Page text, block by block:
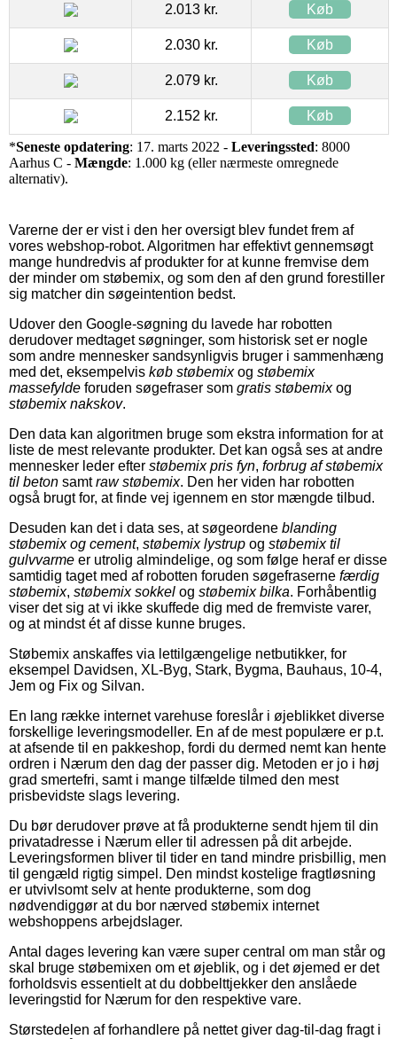
2.013 kr. Køb
2.030 kr. Køb
2.079 kr. Køb
2.152 kr. Køb
*Seneste opdatering: 17. marts 2022 - Leveringssted: 8000
Aarhus C - Mængde: 1.000 kg (eller nærmeste omregnede
alternativ).
Varerne der er vist i den her oversigt blev fundet frem af
vores webshop-robot. Algoritmen har effektivt gennemsøgt
mange hundredvis af produkter for at kunne fremvise dem
der minder om støbemix, og som den af den grund forestiller
sig matcher din søgeintention bedst.
Udover den Google-søgning du lavede har robotten
derudover medtaget søgninger, som historisk set er nogle
som andre mennesker sandsynligvis bruger i sammenhæng
med det, eksempelvis køb støbemixog støbemix
massefylde foruden søgefraser som gratis støbemixog
støbemix nakskov.
Den data kan algoritmen bruge som ekstra information for at
liste de mest relevante produkter. Det kan også ses at andre
mennesker leder efter støbemix pris fyn, forbrug af støbemix
til beton samtraw støbemix. Den her viden har robotten
også brugt for, at finde vej igennem en stor mængde tilbud.
Desuden kan det i data ses, at søgeordene blanding
støbemix og cement, støbemix lystrup og støbemix til
gulvvarme er utrolig almindelige, og som følge heraf er disse
samtidig taget med af robotten foruden søgefraserne færdig
støbemix, støbemix sokkel og støbemix bilka. Forhåbentlig
viser det sig at vi ikke skuffede dig med de fremviste varer,
og at mindst ét af disse kunne bruges.
Støbemix anskaffes via lettilgængelige netbutikker, for
eksempel Davidsen, XL-Byg, Stark, Bygma, Bauhaus, 10-4,
Jem og Fix og Silvan.
En lang række internet varehuse foreslår i øjeblikket diverse
forskellige leveringsmodeller. En af de mest populære er p.t.
at afsende til en pakkeshop, fordi du dermed nemt kan hente
ordren i Nærum den dag der passer dig. Metoden er jo i høj
grad smertefri, samt i mange tilfælde tilmed den mest
prisbevidste slags levering.
Du bør derudover prøve at få produkterne sendt hjem til din
privatadresse i Nærum eller til adressen på dit arbejde.
Leveringsformen bliver til tider en tand mindre prisbillig, men
til gengæld rigtig simpel. Den mindst kostelige fragtløsning
er utvivlsomt selv at hente produkterne, som dog
nødvendiggør at du bor nærved støbemix internet
webshoppens arbejdslager.
Antal dages levering kan være super central om man står og
skal bruge støbemixen om et øjeblik, og i det øjemed er det
forholdsvis essentielt at du dobbelttjekker den anslåede
leveringstid for Nærum for den respektive vare.
Størstedelen af forhandlere på nettet giver dag-til-dag fragt i